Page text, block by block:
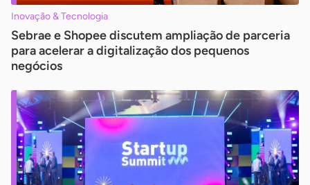
Inovação & Tecnologia
Sebrae e Shopee discutem ampliação de parceria
para acelerar a digitalização dos pequenos
negócios